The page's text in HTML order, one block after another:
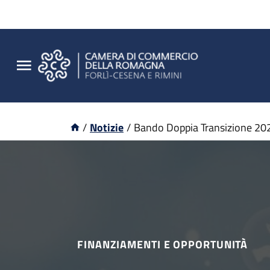
/ Notizie/ Bando Doppia Transizione
FINANZIAMENTI E OPPORTUNITÀ